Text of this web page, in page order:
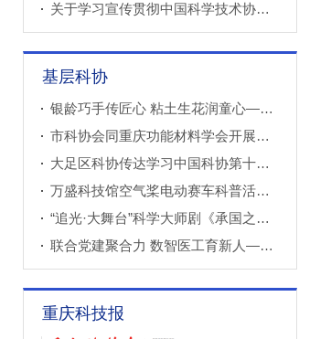
关于学习宣传贯彻中国科学技术协会第十一次全国代表大会精神的通知
基层科协
银龄巧手传匠心 粘土生花润童心——万盛经开区老科协走进建设社区开展创意粘土手工课
市科协会同重庆功能材料学会开展调研
大足区科协传达学习中国科协第十一次全国代表大会精神
万盛科技馆空气桨电动赛车科普活动进社区
“追光·大舞台”科学大师剧《承国之书》云阳、巫溪巡演成功
联合党建聚合力 数智医工育新人——重庆西部数智医疗研究院开展庆“七一”联合主题党（团）日暨正确政绩观专题学习交流活动
重庆科技报